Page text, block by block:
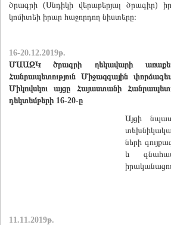
ծրագրի (Սնդիկի վերաբերյալ ծրագիր)
կոմիտեի իրար հաջորդող նիստերը։
16-20.12.2019թ.
ՄԱԱԶԿ ծրագրի ղեկավարի
Հանրապետություն Միջազգային
Միկովսկու այցը Հայաստանի
դեկտեմբերի 16-20-ը
Այցի
ների
և
11.11.2019թ.